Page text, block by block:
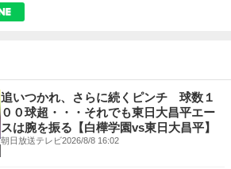
追いつかれ、さらに続くピンチ 球数１
００球超・・・それでも東日大昌平エー
スは腕を振る【白樺学園vs東日大昌平】
朝日放送テレビ2026/8/8 16:02